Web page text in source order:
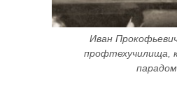
Иван
профтехучилища,
парадом